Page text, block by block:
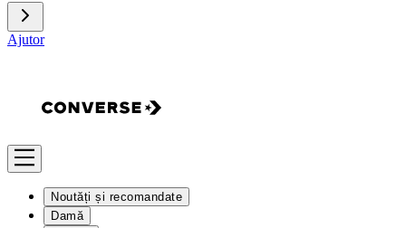
Ajutor
Noutăți și recomandate
Damă